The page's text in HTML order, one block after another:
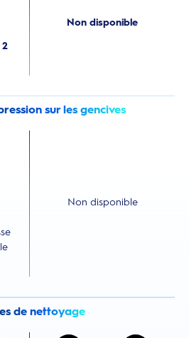
Non disponible
sur les gencives
Non disponible
de nettoyage